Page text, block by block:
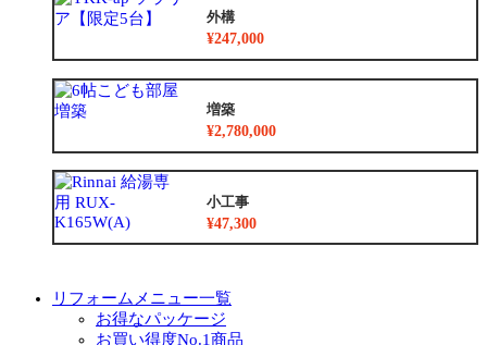
外構
¥247,000
増築
¥2,780,000
小工事
¥47,300
リフォームメニュー一覧
お得なパッケージ
お買い得度No.1商品